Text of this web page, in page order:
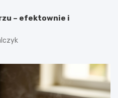
– efektownie i